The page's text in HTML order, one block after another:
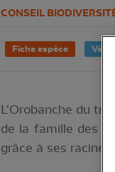
CONSEIL
Fiche espèce
L'Orobanche du
de la famille des
grâce à ses racines